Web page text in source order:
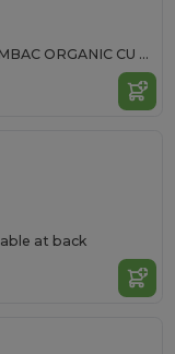
ȘAPCĂ JUNIOR DIN BUMBAC ORGANIC CU 5 PANOURI
at back